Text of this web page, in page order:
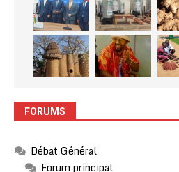
FORUMS
Débat Général
Forum principal